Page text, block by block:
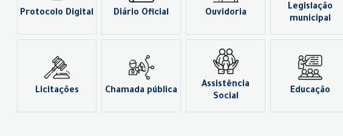
Protocolo Digital Diário Oficial Ouvidoria
Legislação
municipal
Licitações Chamada pública
Assistência
Social
Educação